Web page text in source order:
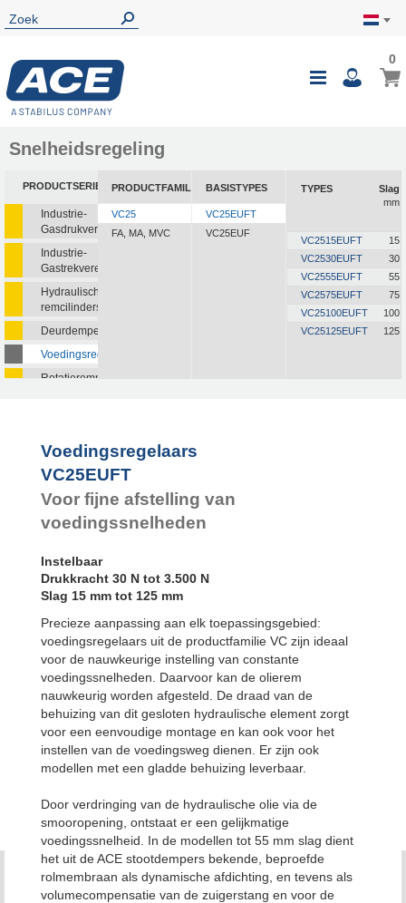
0
Snelheidsregeling
PRODUCTSERIE
Industrie-
Gasdrukveren
Industrie-
Gastrekveren
Hydraulische
remcilinders
Deurdempers
Voedingsregelaars
Rotatieremmen
PRODUCTFAMILIE
VC25
FA, MA, MVC
BASISTYPES
VC25EUFT
VC25EUF
TYPES
Slag
mm
VC2515EUFT
15
VC2530EUFT
30
VC2555EUFT
55
VC2575EUFT
75
VC25100EUFT
100
VC25125EUFT
125
Voedingsregelaars
VC25EUFT
Voor fijne afstelling van
voedingssnelheden
Instelbaar
Drukkracht 30 N tot 3.500 N
Slag 15 mm tot 125 mm
Precieze aanpassing aan elk toepassingsgebied:
voedingsregelaars uit de productfamilie VC zijn ideaal
voor de nauwkeurige instelling van constante
voedingssnelheden. Daarvoor kan de olierem
nauwkeurig worden afgesteld. De draad van de
behuizing van dit gesloten hydraulische element zorgt
voor een eenvoudige montage en kan ook voor het
instellen van de voedingsweg dienen. Er zijn ook
modellen met een gladde behuizing leverbaar.
Door verdringing van de hydraulische olie via de
smooropening, ontstaat er een gelijkmatige
voedingssnelheid. In de modellen tot 55 mm slag dient
het uit de ACE stootdempers bekende, beproefde
rolmembraan als dynamische afdichting, en tevens als
volumecompensatie van de zuigerstang en voor de